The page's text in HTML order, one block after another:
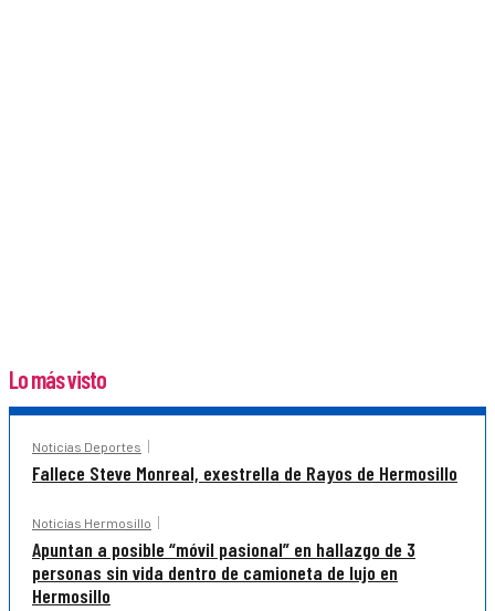
Lo más visto
Noticias Deportes
Fallece Steve Monreal, exestrella de Rayos de Hermosillo
Noticias Hermosillo
Apuntan a posible “móvil pasional” en hallazgo de 3
personas sin vida dentro de camioneta de lujo en
Hermosillo